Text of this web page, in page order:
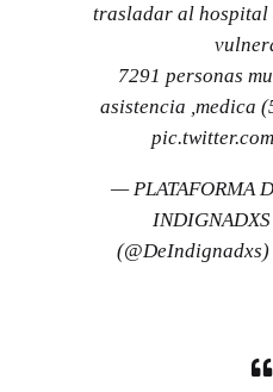
trasladar al hospital
7291 personas
asistencia ,medica
— PLATAFORMA
(@DeIndignadxs)